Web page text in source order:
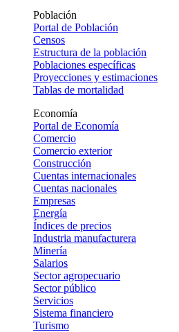
Población
Portal de Población
Censos
Estructura de la población
Poblaciones específicas
Proyecciones y estimaciones
Tablas de mortalidad
Economía
Portal de Economía
Comercio
Comercio exterior
Construcción
Cuentas internacionales
Cuentas nacionales
Empresas
Energía
Índices de precios
Industria manufacturera
Minería
Salarios
Sector agropecuario
Sector público
Servicios
Sistema financiero
Turismo